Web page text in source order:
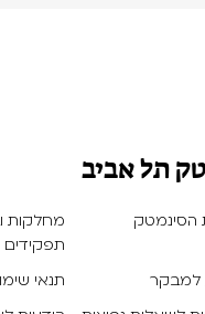
תל אביב
הסינמטק
מחלקות
תפקידים
למבקר
תנאי